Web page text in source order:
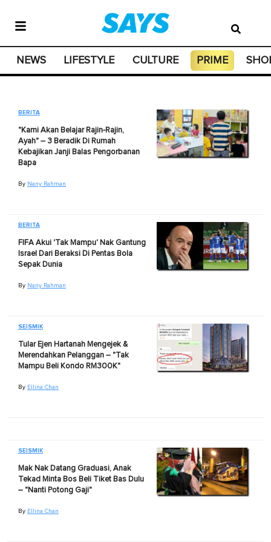
NEWS LIFESTYLE CULTURE PRIME
BERITA
"Kami Akan Belajar Rajin-Rajin,
Ayah" – 3 Beradik Di Rumah
Kebajikan Janji Balas Pengorbanan
Bapa
By Nany Rahman
BERITA
FIFA Akui 'Tak Mampu' Nak Gantung
Israel Dari Beraksi Di Pentas Bola
Sepak Dunia
By Nany Rahman
SEISMIK
Tular Ejen Hartanah Mengejek &
Merendahkan Pelanggan – "Tak
Mampu Beli Kondo RM300K"
By Ellina Chan
SEISMIK
Mak Nak Datang Graduasi, Anak
Tekad Minta Bos Beli Tiket Bas Dulu
– "Nanti Potong Gaji"
By Ellina Chan